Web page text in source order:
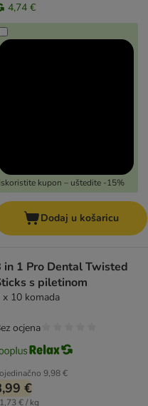
4,74 €
Iskoristite kupon – uštedite -15%
Dodaj u košaricu
in 1 Pro Dental Twisted
s piletinom
x 10 komada
9,98 €
€
€ / kg
ocjena